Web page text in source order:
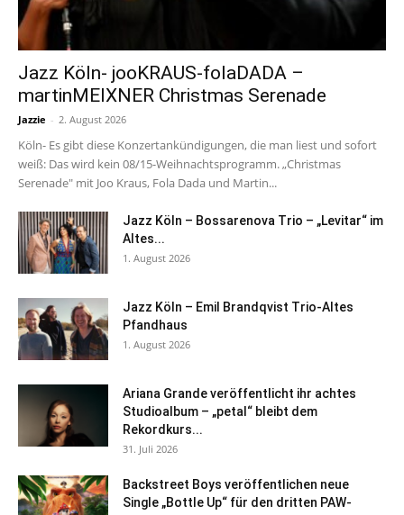
Jazz Köln- jooKRAUS-folaDADA –
martinMEIXNER Christmas Serenade
Jazzie - 2. August 2026
Köln- Es gibt diese Konzertankündigungen, die man liest und sofort
weiß: Das wird kein 08/15-Weihnachtsprogramm. „Christmas
Serenade" mit Joo Kraus, Fola Dada und Martin...
Jazz Köln – Bossarenova Trio – „Levitar“ im
Altes...
1. August 2026
Jazz Köln – Emil Brandqvist Trio-Altes
Pfandhaus
1. August 2026
Ariana Grande veröffentlicht ihr achtes
Studioalbum – „petal“ bleibt dem
Rekordkurs...
31. Juli 2026
Backstreet Boys veröffentlichen neue
Single „Bottle Up“ für den dritten PAW-